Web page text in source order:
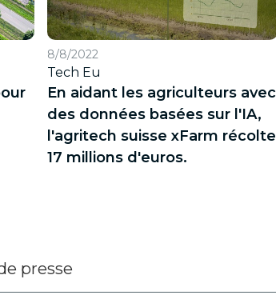
8/8/2022
Tech Eu
En aidant les agriculteurs avec
des données basées sur l'IA,
l'agritech suisse xFarm récolte
17 millions d'euros.
presse